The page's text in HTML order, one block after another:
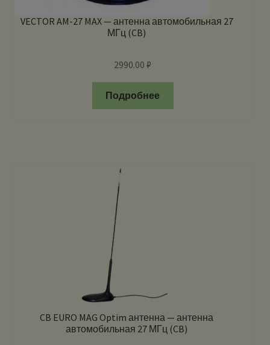
VECTOR AM-27 MAX — антенна автомобильная 27
МГц (CB)
2990.00₽
Подробнее
CB EURO MAG Optim антенна — антенна
автомобильная 27 МГц (CB)